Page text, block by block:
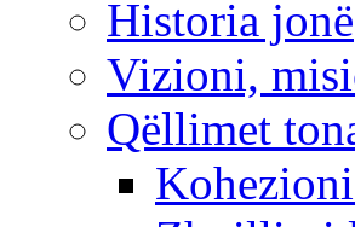
Historia jonë
Vizioni,
Qëllimet